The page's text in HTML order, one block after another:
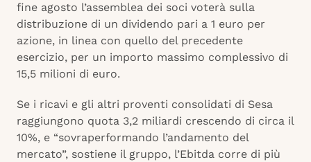
fine agosto l’assemblea dei soci voterà sulla
distribuzione di un dividendo pari a 1 euro per
azione, in linea con quello del precedente
esercizio, per un importo massimo complessivo di
15,5 milioni di euro.
Se i ricavi e gli altri proventi consolidati di Sesa
raggiungono quota 3,2 miliardi crescendo di circa il
10%, e “sovraperformando l’andamento del
mercato”, sostiene il gruppo, l’Ebitda corre di più